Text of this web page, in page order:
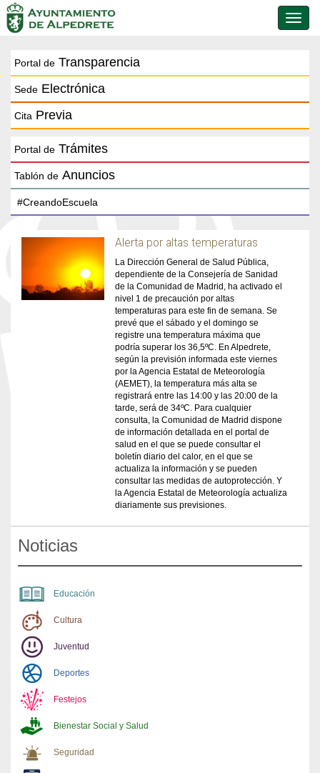
de
Portal de Transparencia
Sede Electrónica
Cita Previa
Portal de Trámites
Tablón de Anuncios
Alerta por altas temperaturas
La Dirección General de Salud Pública,
dependiente de la Consejería de Sanidad
de la Comunidad de Madrid, ha activado el
nivel 1 de precaución por altas
temperaturas para este fin de semana. Se
prevé que el sábado y el domingo se
registre una temperatura máxima que
podría superar los 36,5ºC. En Alpedrete,
según la previsión informada este viernes
por la Agencia Estatal de Meteorología
(AEMET), la temperatura más alta se
registrará entre las 14:00 y las 20:00 de la
tarde, será de 34ºC. Para cualquier
consulta, la Comunidad de Madrid dispone
de información detallada en el portal de
salud en el que se puede consultar el
boletín diario del calor, en el que se
actualiza la información y se pueden
consultar las medidas de autoprotección. Y
la Agencia Estatal de Meteorología actualiza
diariamente sus previsiones.
Noticias
Educación
Cultura
Juventud
Deportes
Festejos
Bienestar Social y Salud
Seguridad